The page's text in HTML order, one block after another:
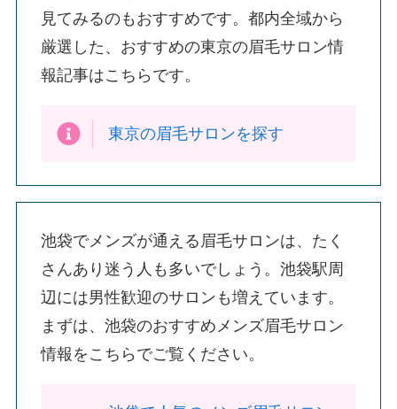
見てみるのもおすすめです。都内全域から
厳選した、おすすめの東京の眉毛サロン情
報記事はこちらです。
東京の眉毛サロンを探す
池袋でメンズが通える眉毛サロンは、たく
さんあり迷う人も多いでしょう。池袋駅周
辺には男性歓迎のサロンも増えています。
まずは、池袋のおすすめメンズ眉毛サロン
情報をこちらでご覧ください。